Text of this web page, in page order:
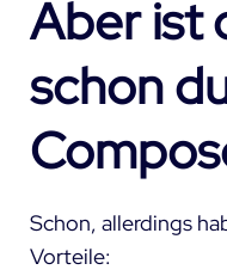
Aber ist
schon
Schon, allerdings
Vorteile: